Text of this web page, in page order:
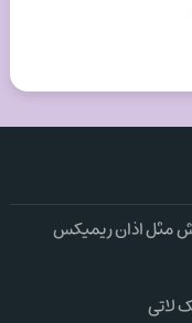
مثل اذان ریمیکس
لاتی